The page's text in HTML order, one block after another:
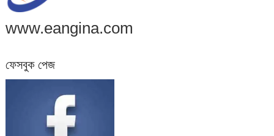
www.eangina.com
ফেসবুক পেজ